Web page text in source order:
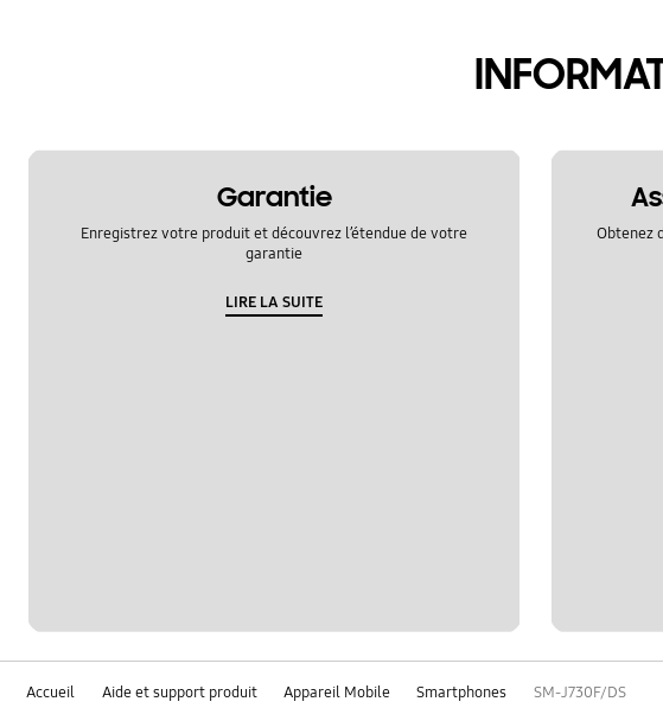
Garantie
Enregistrez votre produit et découvrez l’étendue de votre
garantie
LIRE LA SUITE
Obtenez
Accueil Aide et support produit Appareil Mobile Smartphones SM-J730F/DS